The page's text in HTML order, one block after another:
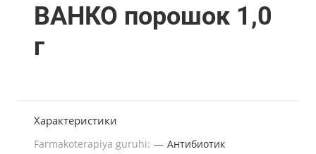
ВАНКО порошок 1,0
г
Характеристики
Farmakoterapiya guruhi: — Антибиотик